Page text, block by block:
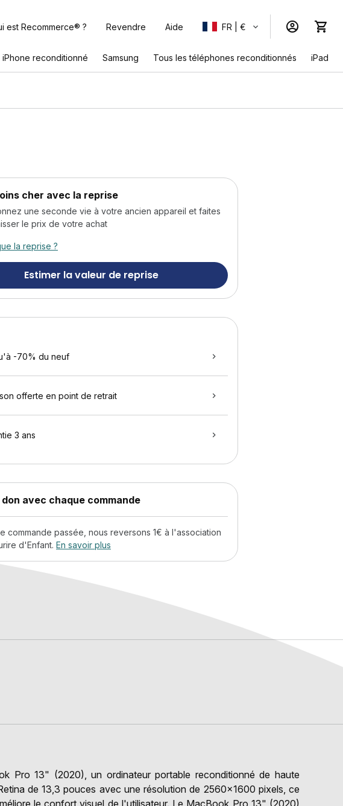
est Recommerce® ? Revendre Aide FR | €
iPhone reconditionné Samsung Tous les téléphones reconditionnés iPad
cher avec la reprise
une seconde vie à votre ancien appareil et faites
le prix de votre achat
la reprise ?
Estimer la valeur de reprise
-70% du neuf
offerte en point de retrait
3 ans
don avec chaque commande
commande passée, nous reversons 1€ à l'association
d'Enfant. En savoir plus
Pro 13" (2020), un ordinateur portable reconditionné de haute
de 13,3 pouces avec une résolution de 2560x1600 pixels, ce
le confort visuel de l'utilisateur. Le MacBook Pro 13" (2020)